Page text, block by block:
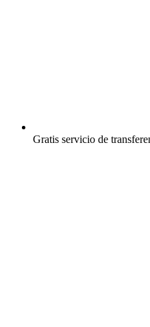
Gratis servicio de